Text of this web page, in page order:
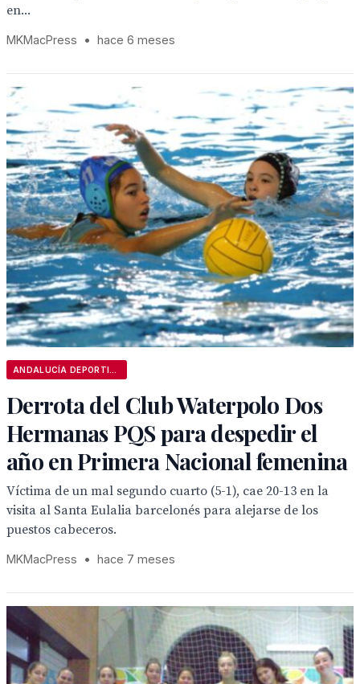
en...
MKMacPress • hace 6 meses
Derrota del Club Waterpolo Dos
Hermanas PQS para despedir el
año en Primera Nacional femenina
Víctima de un mal segundo cuarto (5-1), cae 20-13 en la
visita al Santa Eulalia barcelonés para alejarse de los
puestos cabeceros.
MKMacPress • hace 7 meses